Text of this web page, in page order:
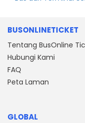
BUSONLINETICKET
Tentang BusOnline
Hubungi Kami
FAQ
Peta Laman
GLOBAL